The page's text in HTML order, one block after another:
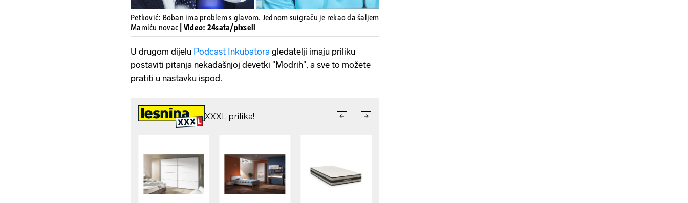
Petković: Boban ima problem s glavom. Jednom suigraču je rekao da šaljem
Mamiću novac
| Video: 24sata/pixsell
U drugom dijelu Podcast Inkubatora gledatelji imaju priliku
postaviti pitanja nekadašnjoj devetki "Modrih", a sve to možete
pratiti u nastavku ispod.